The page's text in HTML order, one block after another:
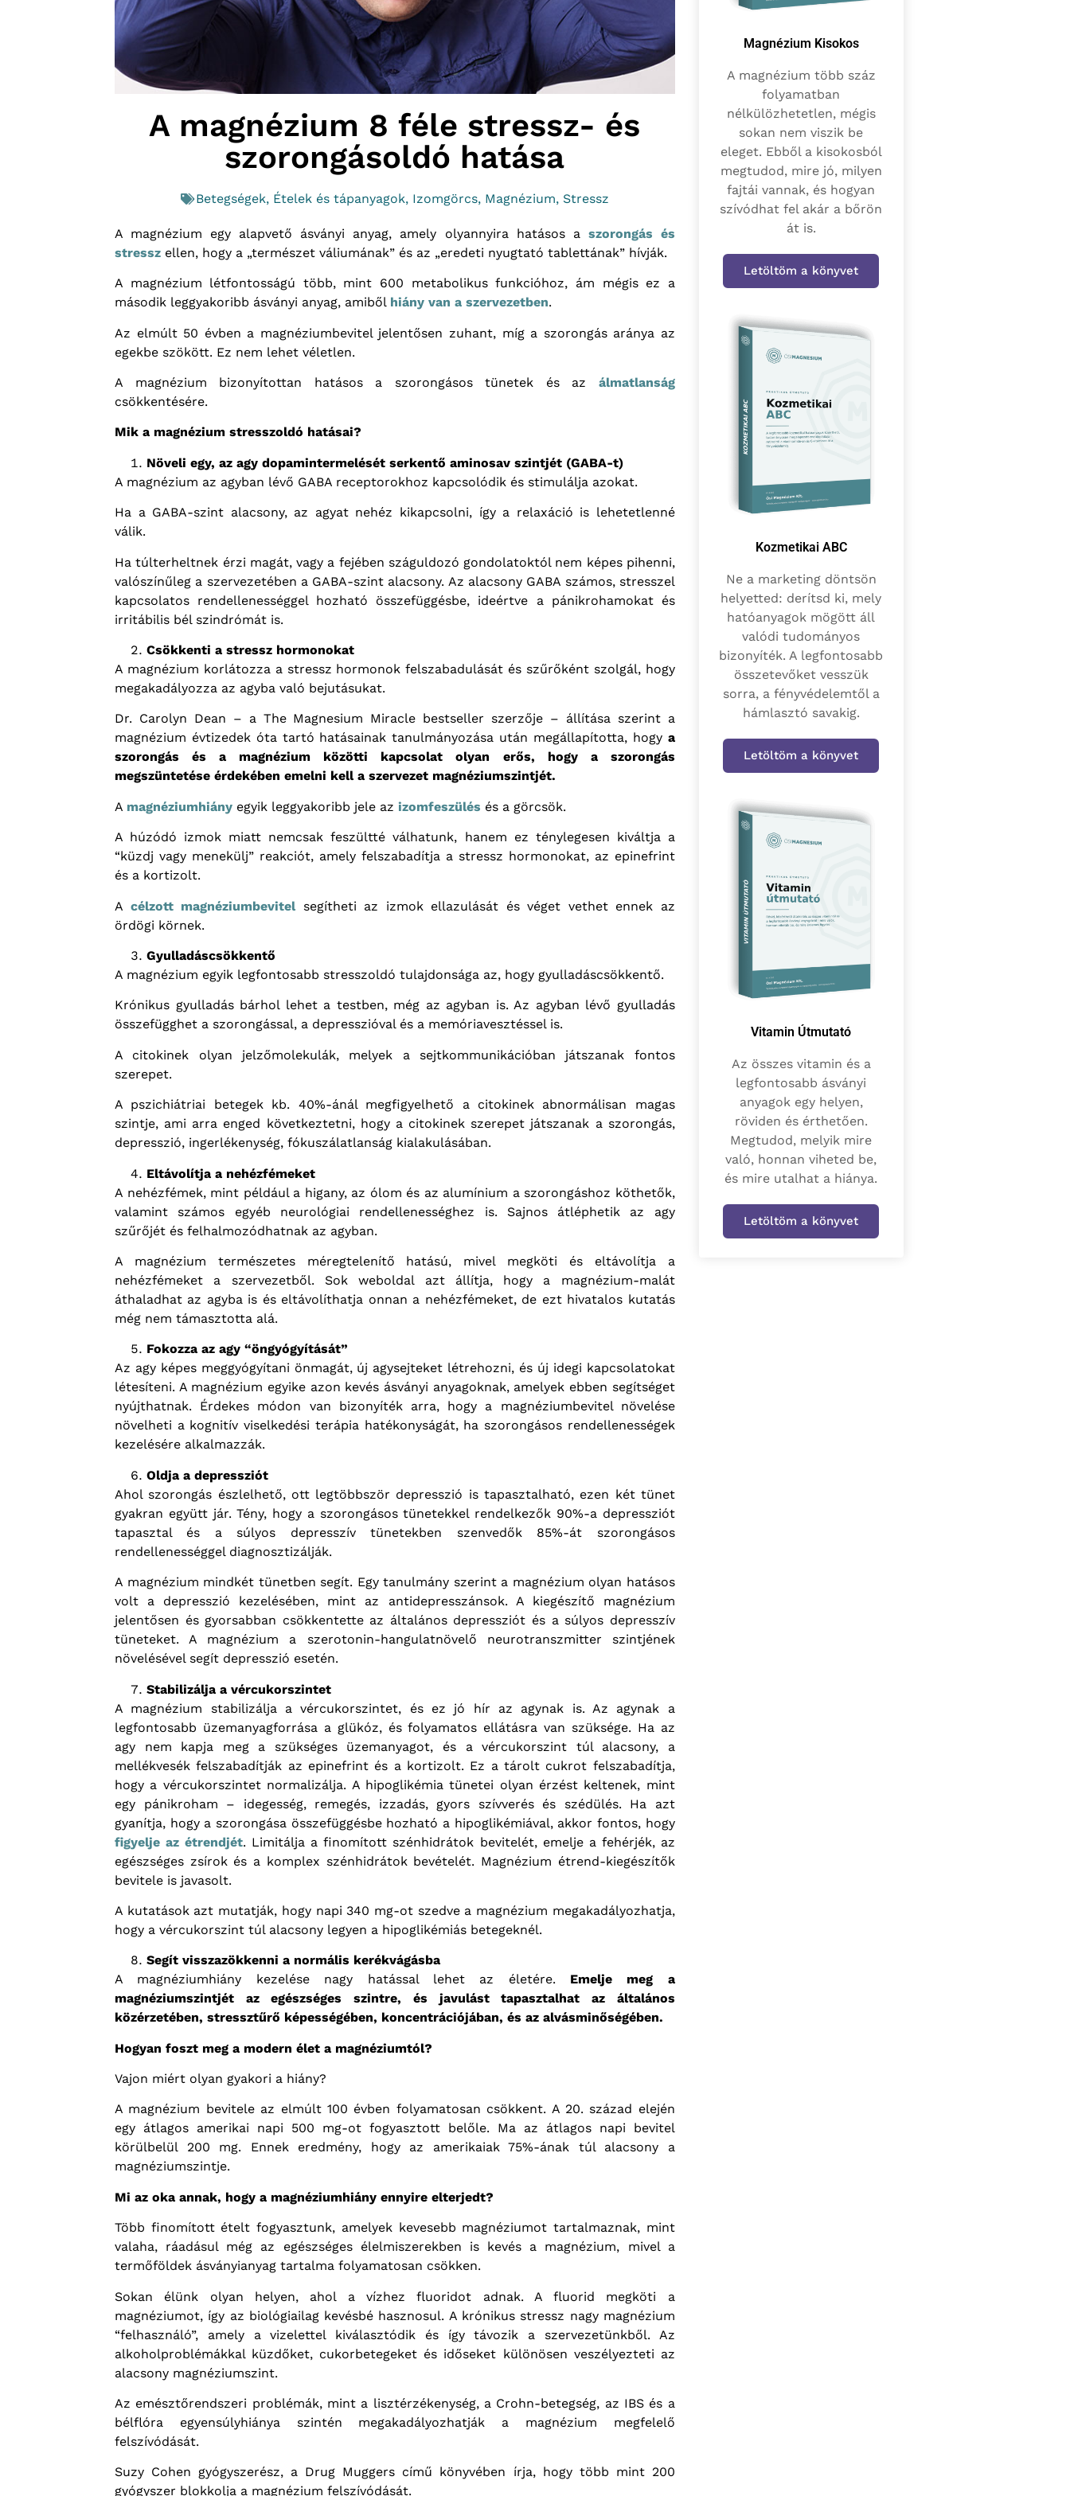
A magnézium 8 féle stressz- és
szorongásoldó hatása
Betegségek, Ételek és tápanyagok, Izomgörcs, Magnézium, Stressz
A magnézium egy alapvető ásványi anyag, amely olyannyira hatásos a szorongás és
stressz ellen, hogy a „természet váliumának” és az „eredeti nyugtató tablettának” hívják.
A magnézium létfontosságú több, mint 600 metabolikus funkcióhoz, ám mégis ez a
második leggyakoribb ásványi anyag, amiből hiány van a szervezetben.
Az elmúlt 50 évben a magnéziumbevitel jelentősen zuhant, míg a szorongás aránya az
egekbe szökött. Ez nem lehet véletlen.
A magnézium bizonyítottan hatásos a szorongásos tünetek és az álmatlanság
csökkentésére.
Mik a magnézium stresszoldó hatásai?
Növeli egy, az agy dopamintermelését serkentő aminosav szintjét (GABA-t)
A magnézium az agyban lévő GABA receptorokhoz kapcsolódik és stimulálja azokat.
Ha a GABA-szint alacsony, az agyat nehéz kikapcsolni, így a relaxáció is lehetetlenné
válik.
Ha túlterheltnek érzi magát, vagy a fejében száguldozó gondolatoktól nem képes pihenni,
valószínűleg a szervezetében a GABA-szint alacsony. Az alacsony GABA számos, stresszel
kapcsolatos rendellenességgel hozható összefüggésbe, ideértve a pánikrohamokat és
irritábilis bél szindrómát is.
Csökkenti a stressz hormonokat
A magnézium korlátozza a stressz hormonok felszabadulását és szűrőként szolgál, hogy
megakadályozza az agyba való bejutásukat.
Dr. Carolyn Dean – a The Magnesium Miracle bestseller szerzője – állítása szerint a
magnézium évtizedek óta tartó hatásainak tanulmányozása után megállapította, hogy a
szorongás és a magnézium közötti kapcsolat olyan erős, hogy a szorongás
megszüntetése érdekében emelni kell a szervezet magnéziumszintjét.
A magnéziumhiány egyik leggyakoribb jele az izomfeszülés és a görcsök.
A húzódó izmok miatt nemcsak feszültté válhatunk, hanem ez ténylegesen kiváltja a
“küzdj vagy menekülj” reakciót, amely felszabadítja a stressz hormonokat, az epinefrint
és a kortizolt.
A célzott magnéziumbevitelsegítheti az izmok ellazulását és véget vethet ennek az
ördögi körnek.
Gyulladáscsökkentő
A magnézium egyik legfontosabb stresszoldó tulajdonsága az, hogy gyulladáscsökkentő.
Krónikus gyulladás bárhol lehet a testben, még az agyban is. Az agyban lévő gyulladás
összefügghet a szorongással, a depresszióval és a memóriavesztéssel is.
A citokinek olyan jelzőmolekulák, melyek a sejtkommunikációban játszanak fontos
szerepet.
A pszichiátriai betegek kb. 40%-ánál megfigyelhető a citokinek abnormálisan magas
szintje, ami arra enged következtetni, hogy a citokinek szerepet játszanak a szorongás,
depresszió, ingerlékenység, fókuszálatlanság kialakulásában.
Eltávolítja a nehézfémeket
A nehézfémek, mint például a higany, az ólom és az alumínium a szorongáshoz köthetők,
valamint számos egyéb neurológiai rendellenességhez is. Sajnos átléphetik az agy
szűrőjét és felhalmozódhatnak az agyban.
A magnézium természetes méregtelenítő hatású, mivel megköti és eltávolítja a
nehézfémeket a szervezetből. Sok weboldal azt állítja, hogy a magnézium-malát
áthaladhat az agyba is és eltávolíthatja onnan a nehézfémeket, de ezt hivatalos kutatás
még nem támasztotta alá.
Fokozza az agy “öngyógyítását”
Az agy képes meggyógyítani önmagát, új agysejteket létrehozni, és új idegi kapcsolatokat
létesíteni. A magnézium egyike azon kevés ásványi anyagoknak, amelyek ebben segítséget
nyújthatnak. Érdekes módon van bizonyíték arra, hogy a magnéziumbevitel növelése
növelheti a kognitív viselkedési terápia hatékonyságát, ha szorongásos rendellenességek
kezelésére alkalmazzák.
Oldja a depressziót
Ahol szorongás észlelhető, ott legtöbbször depresszió is tapasztalható, ezen két tünet
gyakran együtt jár. Tény, hogy a szorongásos tünetekkel rendelkezők 90%-a depressziót
tapasztal és a súlyos depresszív tünetekben szenvedők 85%-át szorongásos
rendellenességgel diagnosztizálják.
A magnézium mindkét tünetben segít. Egy tanulmány szerint a magnézium olyan hatásos
volt a depresszió kezelésében, mint az antidepresszánsok. A kiegészítő magnézium
jelentősen és gyorsabban csökkentette az általános depressziót és a súlyos depresszív
tüneteket. A magnézium a szerotonin-hangulatnövelő neurotranszmitter szintjének
növelésével segít depresszió esetén.
Stabilizálja a vércukorszintet
A magnézium stabilizálja a vércukorszintet, és ez jó hír az agynak is. Az agynak a
legfontosabb üzemanyagforrása a glükóz, és folyamatos ellátásra van szüksége. Ha az
agy nem kapja meg a szükséges üzemanyagot, és a vércukorszint túl alacsony, a
mellékvesék felszabadítják az epinefrint és a kortizolt. Ez a tárolt cukrot felszabadítja,
hogy a vércukorszintet normalizálja. A hipoglikémia tünetei olyan érzést keltenek, mint
egy pánikroham – idegesség, remegés, izzadás, gyors szívverés és szédülés. Ha azt
gyanítja, hogy a szorongása összefüggésbe hozható a hipoglikémiával, akkor fontos, hogy
figyelje az étrendjét. Limitálja a finomított szénhidrátok bevitelét, emelje a fehérjék, az
egészséges zsírok és a komplex szénhidrátok bevételét. Magnézium étrend-kiegészítők
bevitele is javasolt.
A kutatások azt mutatják, hogy napi 340 mg-ot szedve a magnézium megakadályozhatja,
hogy a vércukorszint túl alacsony legyen a hipoglikémiás betegeknél.
Segít visszazökkenni a normális kerékvágásba
A magnéziumhiány kezelése nagy hatással lehet az életére. Emelje meg a
magnéziumszintjét az egészséges szintre, és javulást tapasztalhat az általános
közérzetében, stressztűrő képességében, koncentrációjában, és az alvásminőségében.
Hogyan foszt meg a modern élet a magnéziumtól?
Vajon miért olyan gyakori a hiány?
A magnézium bevitele az elmúlt 100 évben folyamatosan csökkent. A 20. század elején
egy átlagos amerikai napi 500 mg-ot fogyasztott belőle. Ma az átlagos napi bevitel
körülbelül 200 mg. Ennek eredmény, hogy az amerikaiak 75%-ának túl alacsony a
magnéziumszintje.
Mi az oka annak, hogy a magnéziumhiány ennyire elterjedt?
Több finomított ételt fogyasztunk, amelyek kevesebb magnéziumot tartalmaznak, mint
valaha, ráadásul még az egészséges élelmiszerekben is kevés a magnézium, mivel a
termőföldek ásványianyag tartalma folyamatosan csökken.
Sokan élünk olyan helyen, ahol a vízhez fluoridot adnak. A fluorid megköti a
magnéziumot, így az biológiailag kevésbé hasznosul. A krónikus stressz nagy magnézium
“felhasználó”, amely a vizelettel kiválasztódik és így távozik a szervezetünkből. Az
alkoholproblémákkal küzdőket, cukorbetegeket és időseket különösen veszélyezteti az
alacsony magnéziumszint.
Az emésztőrendszeri problémák, mint a lisztérzékenység, a Crohn-betegség, az IBS és a
bélflóra egyensúlyhiánya szintén megakadályozhatják a magnézium megfelelő
felszívódását.
Suzy Cohen gyógyszerész, a Drug Muggers című könyvében írja, hogy több mint 200
gyógyszer blokkolja a magnézium felszívódását.
Magnézium Kisokos
A magnézium több száz
folyamatban
nélkülözhetetlen, mégis
sokan nem viszik be
eleget. Ebből a kisokosból
megtudod, mire jó, milyen
fajtái vannak, és hogyan
szívódhat fel akár a bőrön
át is.
Letöltöm a könyvet
Kozmetikai ABC
Ne a marketing döntsön
helyetted: derítsd ki, mely
hatóanyagok mögött áll
valódi tudományos
bizonyíték. A legfontosabb
összetevőket vesszük
sorra, a fényvédelemtől a
hámlasztó savakig.
Letöltöm a könyvet
Vitamin Útmutató
Az összes vitamin és a
legfontosabb ásványi
anyagok egy helyen,
röviden és érthetően.
Megtudod, melyik mire
való, honnan viheted be,
és mire utalhat a hiánya.
Letöltöm a könyvet